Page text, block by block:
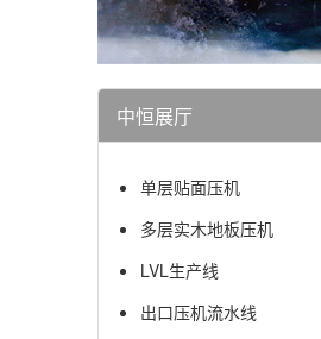
中恒展厅
单层贴面压机
多层实木地板压机
LVL生产线
出口压机流水线